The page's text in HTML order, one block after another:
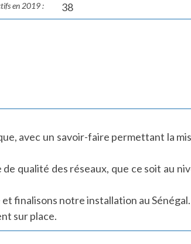
en 2019 : 38
avec un savoir-faire permettant la
qualité des réseaux, que ce soit au
finalisons notre installation au Sénégal.
sur place.